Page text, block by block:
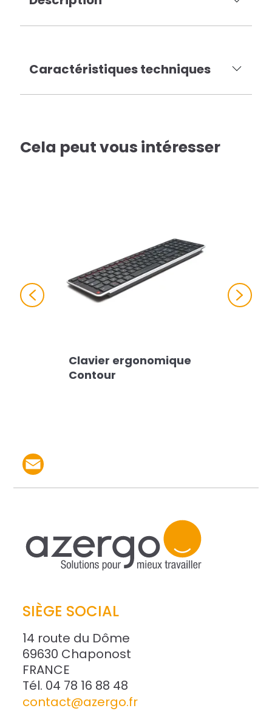
Caractéristiques techniques
Cela peut vous intéresser
Clavier ergonomique
Contour
Previous Next
Partager le produit par
SIÈGE SOCIAL
14 route du Dôme
69630 Chaponost
FRANCE
Tél. 04 78 16 88 48
contact@azergo.fr